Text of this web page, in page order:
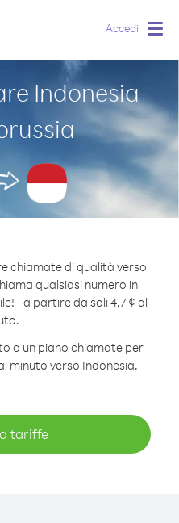
Accedi
Indonesia
chiamate di qualità verso
qualsiasi numero in
- a partire da soli 4.7 ¢ al
o un piano chiamate per
minuto verso Indonesia.
tariffe